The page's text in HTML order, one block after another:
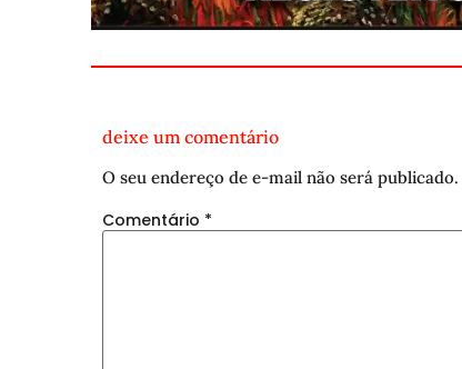
deixe um comentário
O seu endereço de e-mail não será publicado.
Comentário *